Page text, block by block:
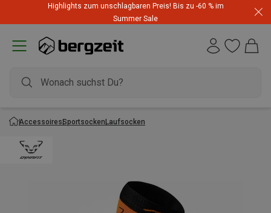
Highlights zum unschlagbaren Preis! Bis zu -60 % im
Summer Sale
AccessoiresSportsockenLaufsocken